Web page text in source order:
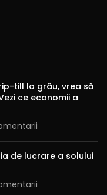
till la grâu, vrea să
ce economii a
de lucrare a solului